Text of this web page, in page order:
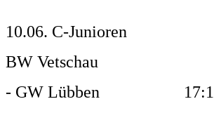
10.06. C-Junioren
BW Vetschau
- GW Lübben 17:1